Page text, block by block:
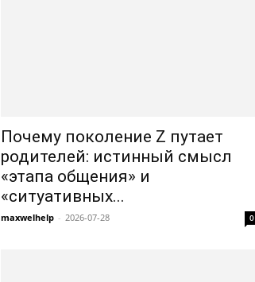
Почему поколение Z путает
родителей: истинный смысл
«этапа общения» и
«ситуативных...
maxwelhelp - 2026-07-28 0